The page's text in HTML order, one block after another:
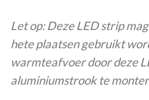
Let op: Deze LED strip
hete plaatsen gebruikt
warmteafvoer door deze
aluminiumstrook te